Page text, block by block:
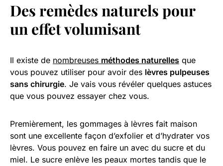
Des remèdes naturels pour
un effet volumisant
Il existe de nombreuses méthodes naturelles que
vous pouvez utiliser pour avoir des lèvres pulpeuses
sans chirurgie. Je vais vous révéler quelques astuces
que vous pouvez essayer chez vous.
Premièrement, les gommages à lèvres fait maison
sont une excellente façon d’exfolier et d’hydrater vos
lèvres. Vous pouvez en faire un avec du sucre et du
miel. Le sucre enlève les peaux mortes tandis que le